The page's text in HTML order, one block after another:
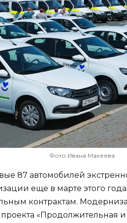
Фото Ивана Макеева
87 автомобилей
еще в марте этого
контрактам.
«Продолжительная